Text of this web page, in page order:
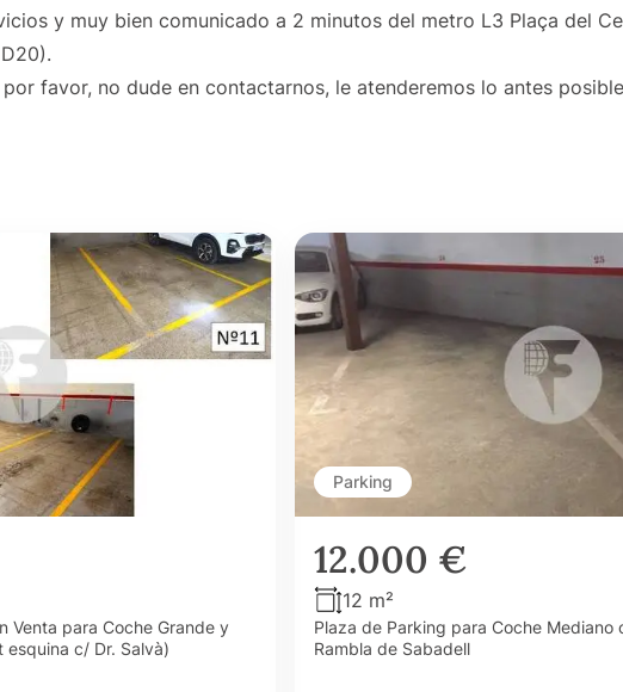
y muy bien comunicado a 2 minutos del metro L3 Plaça del
favor, no dude en contactarnos, le atenderemos lo antes
Venta para Coche Grande y
esquina c/ Dr. Salvà)
Parking
12.000 €
12 m²
Plaza de Parking para Coche Mediano
Rambla de Sabadell